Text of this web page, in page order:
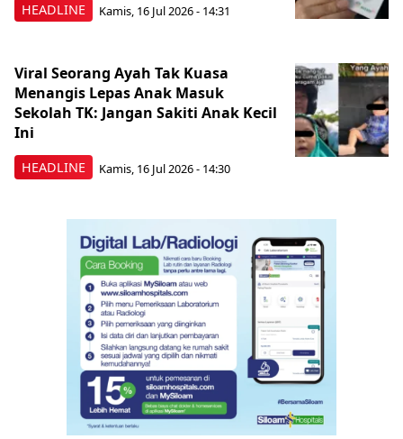
HEADLINE Kamis, 16 Jul 2026 - 14:31
HEADLINE
Viral Seorang Ayah Tak Kuasa
Menangis Lepas Anak Masuk
Sekolah TK: Jangan Sakiti Anak Kecil
Ini
Kamis, 16 Jul 2026 - 14:30